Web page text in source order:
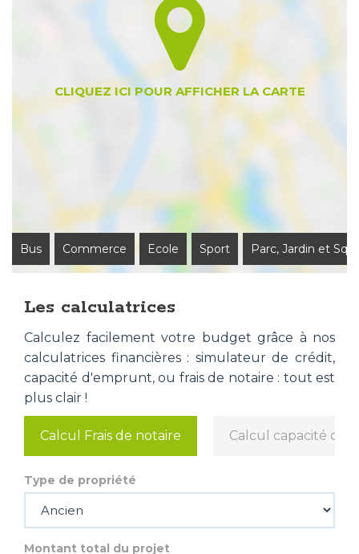
Bus Commerce Ecole Sport Parc, Jardin et
Les calculatrices
Calculez facilement votre budget grâce à nos
calculatrices financières : simulateur de crédit,
capacité d'emprunt, ou frais de notaire : tout est
plus clair !
Calcul Frais de notaire Calcul capacité